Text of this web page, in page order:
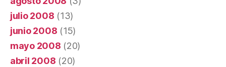
julio 2008 (13)
junio 2008 (15)
mayo 2008 (20)
abril 2008 (20)